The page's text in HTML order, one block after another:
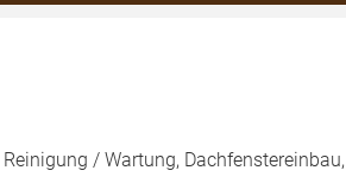
/ Wartung, Dachfenstereinbau,